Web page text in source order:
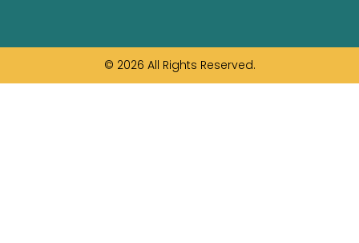
© 2026 All Rights Reserved.